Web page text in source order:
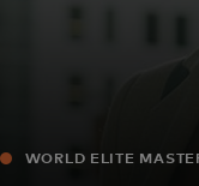
WORLD ELITE